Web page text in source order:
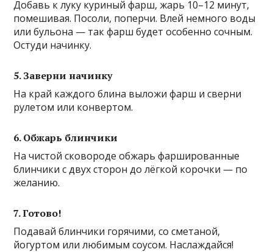
Добавь к луку куриный фарш, жарь 10–12 минут,
помешивая. Посоли, поперчи. Влей немного воды
или бульона — так фарш будет особенно сочным.
Остуди начинку.
5. Заверни начинку
На край каждого блина выложи фарш и сверни
рулетом или конвертом.
6. Обжарь блинчики
На чистой сковороде обжарь фаршированные
блинчики с двух сторон до лёгкой корочки — по
желанию.
7. Готово!
Подавай блинчики горячими, со сметаной,
йогуртом или любимым соусом. Наслаждайся!